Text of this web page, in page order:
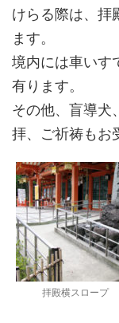
けらる際は、拝
ます。
境内には車いす
有ります。
その他、盲導犬
拝、ご祈祷もお
拝殿横スロープ